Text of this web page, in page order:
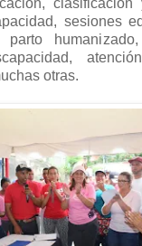
sesiones
parto
otras.